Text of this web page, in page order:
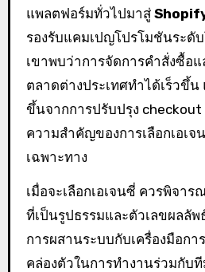
แพลตฟอร์มทั่วไปมาสู่
รองรับแคมเปญโปรโมชันระดั
เขาพบว่าการจัดการคำสั่งซื้อ
ตลาดต่างประเทศทำได้เร็วขึ้น
ขึ้นจากการปรับปรุง
ความสำคัญของการเลือกเอเ
เฉพาะทาง
เมื่อจะเลือกเอเจนซี่ ควรพิจา
ที่เป็นรูปธรรมและตัวเลขผลลั
การผสานระบบกับเครื่องมือก
คล่องตัวในการทำงานร่วมกับ